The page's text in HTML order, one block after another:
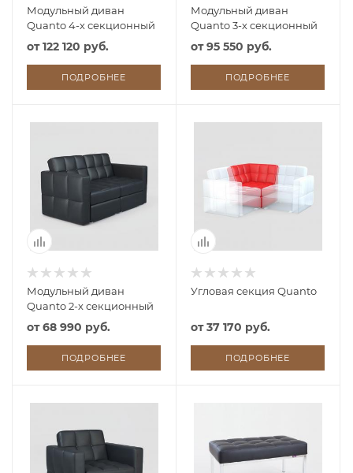
Модульный диван
Quanto 4-х секционный
от122 120 руб.
ПОДРОБНЕЕ
Модульный диван
Quanto 3-х секционный
от95 550 руб.
ПОДРОБНЕЕ
Модульный диван
Quanto 2-х секционный
от68 990 руб.
ПОДРОБНЕЕ
Угловая секция Quanto
от37 170 руб.
ПОДРОБНЕЕ